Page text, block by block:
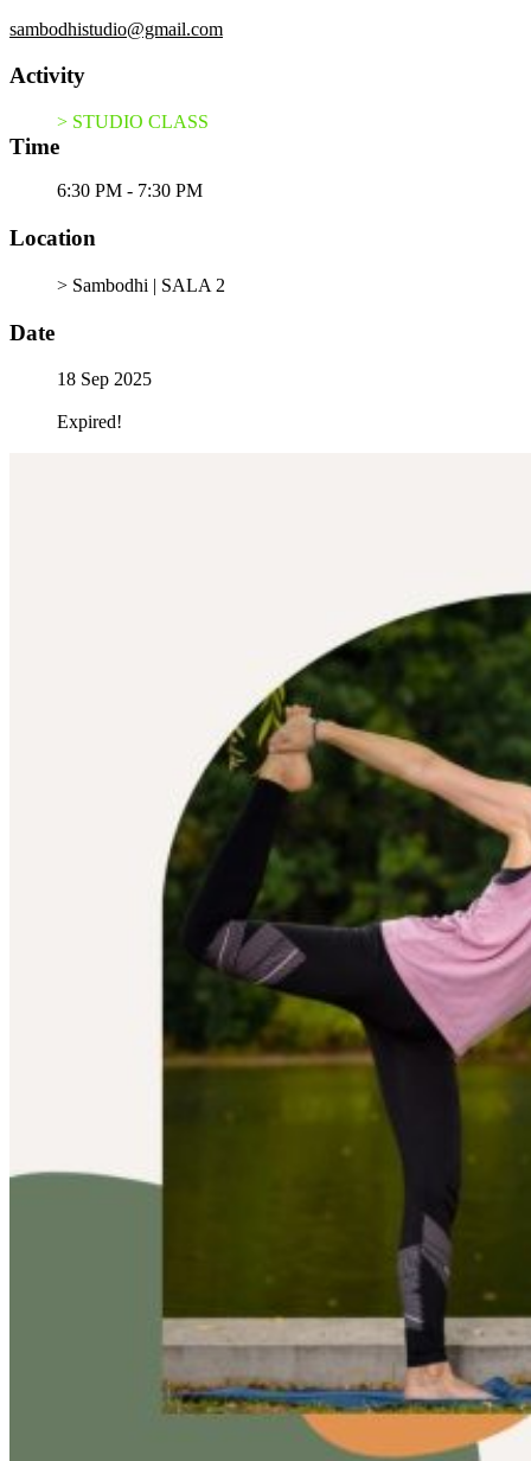
sambodhistudio@gmail.com
Activity
> STUDIO CLASS
Time
6:30 PM - 7:30 PM
Location
> Sambodhi | SALA 2
Date
18 Sep 2025
Expired!